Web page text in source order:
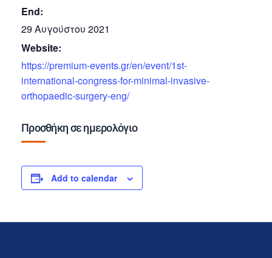
End:
29 Αυγούστου 2021
Website:
https://premium-events.gr/en/event/1st-
international-congress-for-minimal-invasive-
orthopaedic-surgery-eng/
Προσθήκη σε ημερολόγιο
Add to calendar